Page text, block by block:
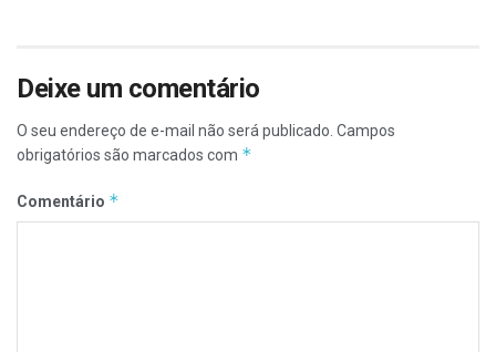
Deixe um comentário
O seu endereço de e-mail não será publicado. Campos
obrigatórios são marcados com *
Comentário *